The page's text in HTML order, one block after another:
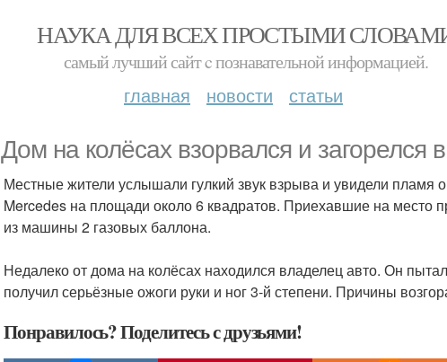
НАУКА ДЛЯ ВСЕХ ПРОСТЫМИ
самый лучший сайт c познавательной информацией.
главная новости статьи
Дом на колёсах взорвался и загорелся
Местные жители услышали гулкий звук взрыва и увидели пламя
Mercedes на площади около 6 квадратов. Приехавшие на место
из машины 2 газовых баллона.
Недалеко от дома на колёсах находился владелец авто. Он
получил серьёзные ожоги руки и ног 3-й степени. Причины
Понравилось? Поделитесь с друзьями!